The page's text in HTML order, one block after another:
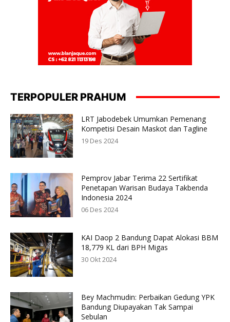
TERPOPULER PRAHUM
LRT Jabodebek Umumkan Pemenang
Kompetisi Desain Maskot dan Tagline
19 Des 2024
Pemprov Jabar Terima 22 Sertifikat
Penetapan Warisan Budaya Takbenda
Indonesia 2024
06 Des 2024
KAI Daop 2 Bandung Dapat Alokasi BBM
18,779 KL dari BPH Migas
30 Okt 2024
Bey Machmudin: Perbaikan Gedung YPK
Bandung Diupayakan Tak Sampai
Sebulan